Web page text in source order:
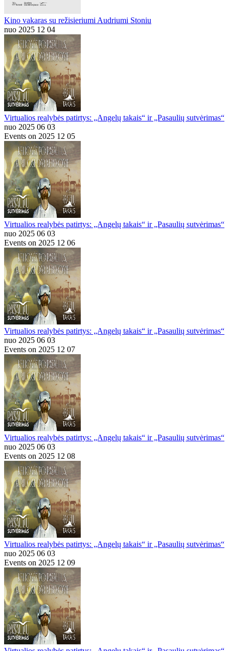
Kino vakaras su režisieriumi Audriumi Stoniu
nuo 2025 12 04
Virtualios realybės patirtys: „Angelų takais“ ir „Pasaulių sutvėrimas“
nuo 2025 06 03
Events on 2025 12 05
Virtualios realybės patirtys: „Angelų takais“ ir „Pasaulių sutvėrimas“
nuo 2025 06 03
Events on 2025 12 06
Virtualios realybės patirtys: „Angelų takais“ ir „Pasaulių sutvėrimas“
nuo 2025 06 03
Events on 2025 12 07
Virtualios realybės patirtys: „Angelų takais“ ir „Pasaulių sutvėrimas“
nuo 2025 06 03
Events on 2025 12 08
Virtualios realybės patirtys: „Angelų takais“ ir „Pasaulių sutvėrimas“
nuo 2025 06 03
Events on 2025 12 09